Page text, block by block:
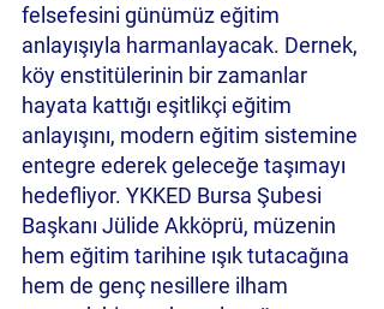
felsefesini günümüz eğitim
anlayışıyla harmanlayacak. Dernek,
köy enstitülerinin bir zamanlar
hayata kattığı eşitlikçi eğitim
anlayışını, modern eğitim sistemine
entegre ederek geleceğe taşımayı
hedefliyor. YKKED Bursa Şubesi
Başkanı Jülide Akköprü, müzenin
hem eğitim tarihine ışık tutacağına
hem de genç nesillere ilham